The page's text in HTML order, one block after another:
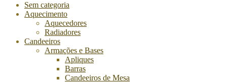
Sem categoria
Aquecimento
Aquecedores
Radiadores
Candeeiros
Armações e Bases
Apliques
Barras
Candeeiros de Mesa